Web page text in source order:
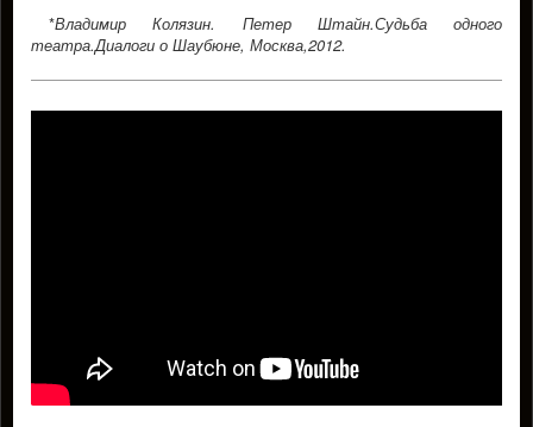
*Владимир Колязин. Петер Штайн.Судьба одного
театра.Диалоги о Шаубюне, Москва,2012.